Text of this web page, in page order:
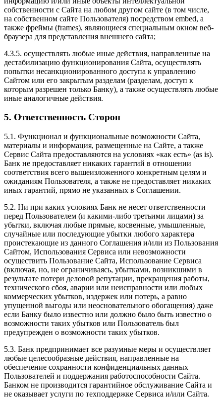
собственности с Сайта на любом другом сайте (в том числе,
на собственном сайте Пользователя) посредством embed, а
также фреймы (frames), являющиеся специальным окном веб-
браузера для представления внешнего сайта;
4.3.5. осуществлять любые иные действия, направленные на
дестабилизацию функционирования Сайта, осуществлять
попытки несанкционированного доступа к управлению
Сайтом или его закрытым разделам (разделам, доступ к
которым разрешен только Банку), а также осуществлять любые
иные аналогичные действия.
5. Ответственность Сторон
5.1. Функционал и функциональные возможности Сайта,
материалы и информация, размещенные на Сайте, а также
Сервис Сайта предоставляются на условиях «как есть» (as is).
Банк не предоставляет никаких гарантий в отношении
соответствия всего вышеизложенного конкретным целям и
ожиданиям Пользователя, а также не предоставляет никаких
иных гарантий, прямо не указанных в Соглашении.
5.2. Ни при каких условиях Банк не несет ответственности
перед Пользователем (и какими-либо третьими лицами) за
убытки, включая любые прямые, косвенные, умышленные,
случайные или последующие убытки любого характера
проистекающие из данного Соглашения и/или из Пользования
Сайтом, Использования Сервиса или невозможности
осуществить Пользование Сайта, Использование Сервиса
(включая, но, не ограничиваясь, убытками, возникшими в
результате потери деловой репутации, прекращения работы,
технического сбоя, аварии или неисправности или любых
коммерческих убытков, издержек или потерь, а равно
упущенной выгоды или неосновательного обогащения) даже
если Банку было известно или должно было быть известно о
возможности таких убытков или Пользователь был
предупрежден о возможности таких убытков.
5.3. Банк предпринимает все разумные меры и осуществляет
любые целесообразные действия, направленные на
обеспечение сохранности конфиденциальных данных
Пользователей и поддержания работоспособности Сайта.
Банком не производится гарантийное обслуживание Сайта и
не оказывает услуги по техподдержке Сервиса и/или Сайта.